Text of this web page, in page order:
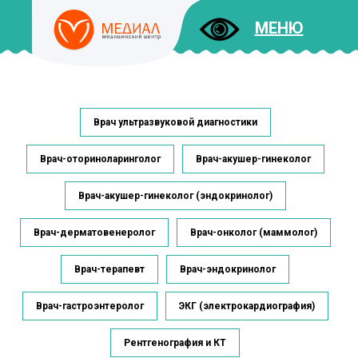
МЕНЮ
Врач ультразвуковой диагностики
Врач-оториноларинголог Врач-акушер-гинеколог
Врач-акушер-гинеколог (эндокринолог)
Врач-дерматовенеролог Врач-онколог (маммолог)
Врач-терапевт Врач-эндокринолог
Врач-гастроэнтеролог ЭКГ (электрокардиография)
Рентгенография и КТ